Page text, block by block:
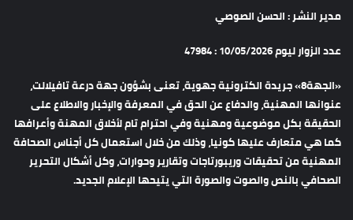
مدير النشر : الحسن الصوصي
عدد الزوار ليوم 10/05/2026 : 47984
«الجهة8» جريدة الكترونية جهوية، تعنى بشؤون جهة درعة تافيلالت،
عنوانها المهنية، والدفاع عن الحق في المعرفة والإخبار والاطلاع على
الحقيقة بكل موضوعية ومهنية وفي احترام تام لأخلاق المهنة وأعرافها
كما هي متعارف عليها كونيا، وذلك من خلال استعمال كل أجناس الصحافة
المهنية من تحقيقات وريبورتاجات وتقارير وحوارات، وكل أشكال التحرير
الصحافي بالنص والصوت والصورة التي يتيحها الإعلام الجديد.